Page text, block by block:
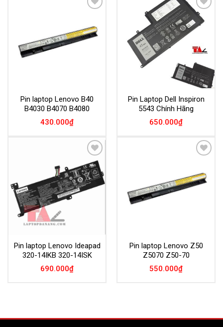
Pin laptop Lenovo B40
B4030 B4070 B4080
430.000₫
Add to
Wishlist
Pin Laptop Dell Inspiron
5543 Chính Hãng
650.000₫
Add to
Wishlist
Pin laptop Lenovo Ideapad
320-14IKB 320-14ISK
690.000₫
Pin laptop Lenovo Z50
Z5070 Z50-70
550.000₫